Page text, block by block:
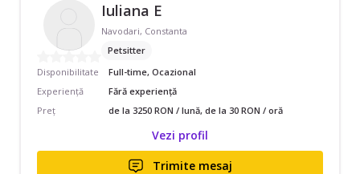
Iuliana E
Navodari, Constanta
Petsitter
Disponibilitate
Full-time, Ocazional
Experiență
Fără experiență
Preț
de la 3250 RON / lună, de la 30 RON / oră
Vezi profil
Trimite mesaj